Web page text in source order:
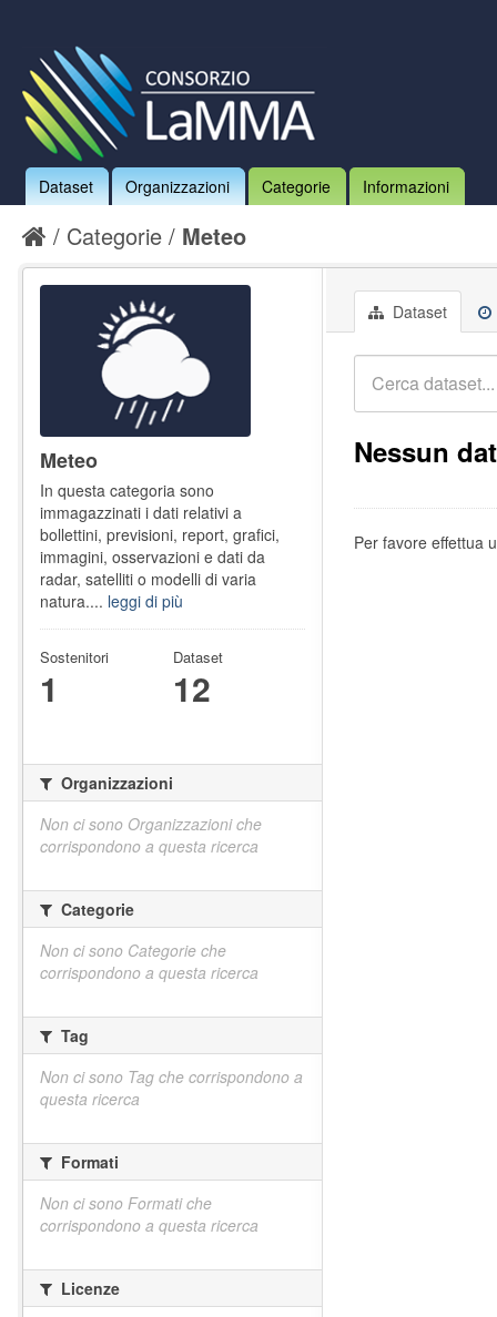
Dataset Organizzazioni Categorie Informazioni
Categorie Meteo
Dataset
Nessun
Per favore effettua
Meteo
In questa categoria sono
immagazzinati i dati relativi a
bollettini, previsioni, report, grafici,
immagini, osservazioni e dati da
radar, satelliti o modelli di varia
natura.... leggi di più
Sostenitori
1
Dataset
12
Organizzazioni
Non ci sono Organizzazioni che
corrispondono a questa ricerca
Categorie
Non ci sono Categorie che
corrispondono a questa ricerca
Tag
Non ci sono Tag che corrispondono a
questa ricerca
Formati
Non ci sono Formati che
corrispondono a questa ricerca
Licenze